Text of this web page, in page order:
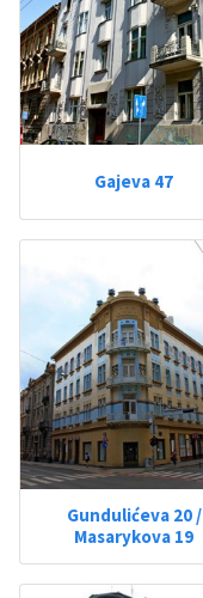
Gajeva 47
Gundulićeva 20 /
Masarykova 19